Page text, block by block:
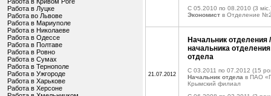
Работа в Луцке
Работа во Львове
Работа в Мариуполе
Работа в Николаеве
Работа в Одессе
Работа в Полтаве
Работа в Ровно
Работа в Сумах
Работа в Тернополе
Работа в Ужгороде
Работа в Харькове
Работа в Херсоне
C 05.2010 по 08.2010 (3
Экономист в Отделение
21.07.2012
Начальник отделения
начальника
отдела
C 03.2011 по 07.2012 (15
Начальник отдела в ПАО
Крымский филиал